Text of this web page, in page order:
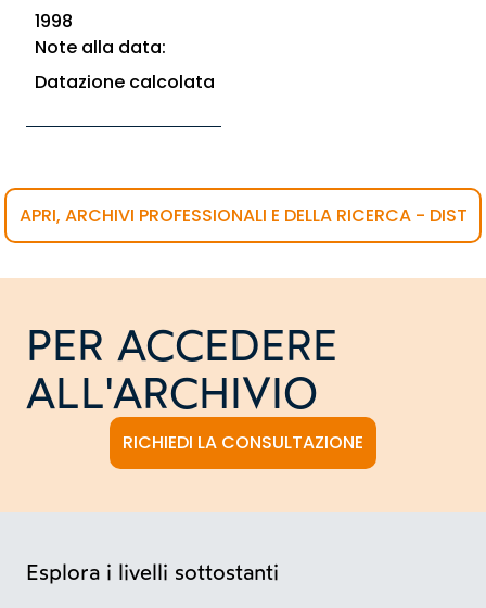
1998
Note alla data:
Datazione calcolata
APRI, ARCHIVI PROFESSIONALI E DELLA RICERCA - DIST
PER ACCEDERE
ALL'ARCHIVIO
RICHIEDI LA CONSULTAZIONE
Esplora i livelli sottostanti